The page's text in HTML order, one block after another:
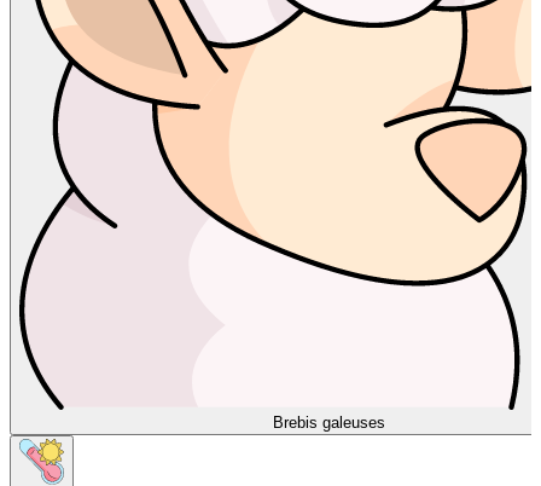
Brebis galeuses